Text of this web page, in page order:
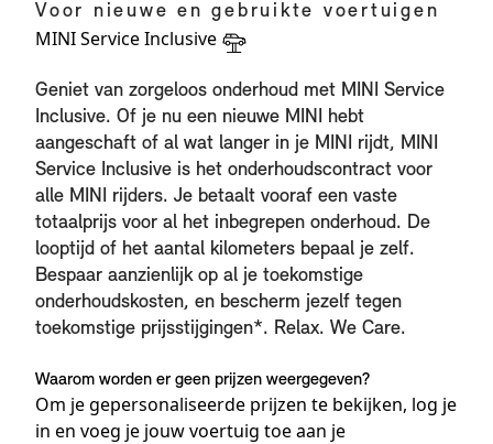
Voor nieuwe en gebruikte voertuigen
MINI Service Inclusive
Geniet van zorgeloos onderhoud met MINI Service
Inclusive. Of je nu een nieuwe MINI hebt
aangeschaft of al wat langer in je MINI rijdt, MINI
Service Inclusive is het onderhoudscontract voor
alle MINI rijders. Je betaalt vooraf een vaste
totaalprijs voor al het inbegrepen onderhoud. De
looptijd of het aantal kilometers bepaal je zelf.
Bespaar aanzienlijk op al je toekomstige
onderhoudskosten, en bescherm jezelf tegen
toekomstige prijsstijgingen*. Relax. We Care.
Waarom worden er geen prijzen weergegeven?
Om je gepersonaliseerde prijzen te bekijken, log je
in en voeg je jouw voertuig toe aan je